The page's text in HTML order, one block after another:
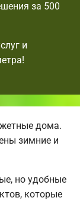
за 500
и
дома.
зимние и
но удобные
которые